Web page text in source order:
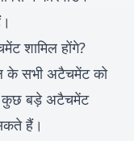
शामिल होंगे?
के सभी अटैचमेंट को
कुछ बड़े अटैचमेंट
हैं।